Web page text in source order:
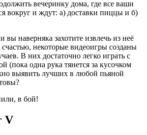
вечеринку дома, где все ваши
вокруг и ждут: а) доставки пиццы и б)
наверняка захотите извлечь из неё
некоторые видеоигры созданы
В них достаточно легко играть с
(пока одна рука тянется за кусочком
выявить лучших в любой пьяной
в бой!
V